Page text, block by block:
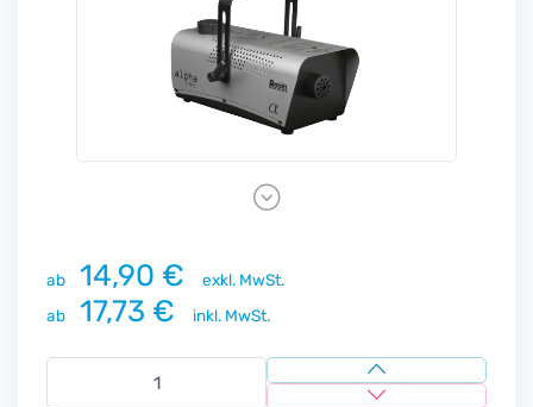
Next
ab 14,90 €
exkl. MwSt.
ab
17,73 € inkl. MwSt.